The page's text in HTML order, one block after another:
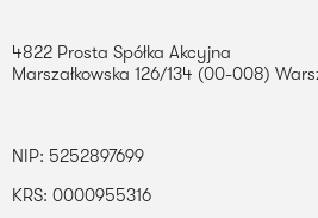
4822 Prosta Spółka Akcyjna
Marszałkowska 126/134 (00-008)
NIP: 5252897699
KRS: 0000955316